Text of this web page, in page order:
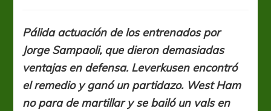
los
errores
de
Marsella
y
lo
Pálida actuación de los entrenados por
Jorge Sampaoli, que dieron demasiadas
ventajas en defensa. Leverkusen encontró
el remedio y ganó un partidazo. West Ham
no para de martillar y se bailó un vals en